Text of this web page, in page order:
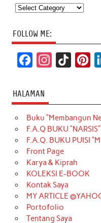
Categories
FOLLOW ME:
c
e
b
o
o
k
t
a
g
r
a
m
T
o
k
t
e
r
HALAMAN
Buku “Membangun
F.A.Q BUKU “NARSIS”
F.A.Q. BUKU PUISI
Front Page
Karya & Kiprah
KOLEKSI E-BOOK
Kontak Saya
MY ARTICLE
Portofolio
Tentang Saya